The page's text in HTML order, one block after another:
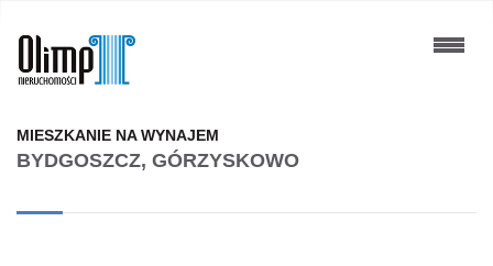
BYDGOSZCZ, GÓRZYSKOWO
MIESZKANIE NA WYNAJEM